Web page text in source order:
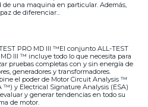
de una maquina en particular. Además,
de diferenciar...
PRO MD III ™El conjunto ALL-TEST
MD III ™ incluye todo lo que necesita para
pruebas completas con y sin energía de
generadores y transformadores.
el poder de Motor Circuit Analysis ™
™) y Electrical Signature Analysis (ESA)
y generar tendencias en todo su
de motor.